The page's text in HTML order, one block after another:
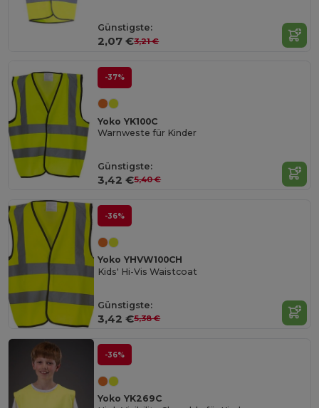
Günstigste:
2,07 €3,21 €
-37%
Yoko YK100C
Warnweste für Kinder
Günstigste:
3,42 €5,40 €
-36%
Yoko YHVW100CH
Kids' Hi-Vis Waistcoat
Günstigste:
3,42 €5,38 €
-36%
Yoko YK269C